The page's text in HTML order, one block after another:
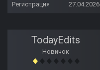
Регистрация
27.04.2026
TodayEdits
Новичок